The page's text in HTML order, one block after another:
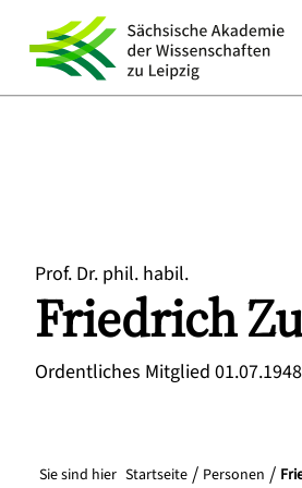
Prof. Dr. phil. habil.
Friedrich
Ordentliches Mitglied
Sie sind hier Startseite Personen